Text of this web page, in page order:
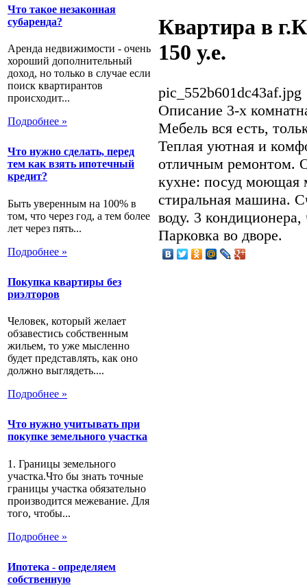
Что такое незаконная
субаренда?
Аренда недвижимости - очень
хороший дополнительный
доход, но только в случае если
поиск квартирантов
происходит...
Подробнее »
Что нужно сделать, перед
тем как взять ипотечный
кредит?
Быть уверенным на 100% в
том, что через год, а тем более
лет через пять...
Подробнее »
Покупка квартиры без
риэлторов
Человек, который желает
обзавестись собственным
жильем, то уже мысленно
будет представлять, как оно
должно выглядеть....
Подробнее »
Что нужно учитывать при
покупке земельного участка
1. Границы земельного
участка.Что бы знать точные
границы участка обязательно
производится межевание. Для
того, чтобы...
Подробнее »
Ипотека - определяем
собственную
Квартира в
150 у.е.
pic_552b601dc43af.jpg
Описание 3-х
Мебель вся есть,
Теплая уютная и
отличным ремонтом.
кухне: посуд
стиральная машина.
воду. 3
Парковка во дворе.